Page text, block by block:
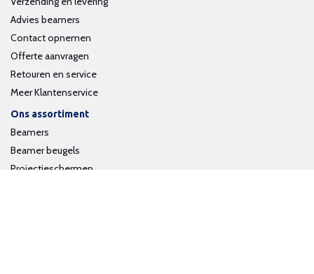
Advies beamers
Contact opnemen
Offerte aanvragen
Retouren en service
Meer Klantenservice
Ons assortiment
Beamers
Beamer beugels
Projectieschermen